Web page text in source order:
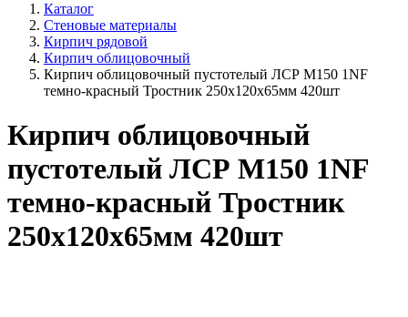
Каталог
Стеновые материалы
Кирпич рядовой
Кирпич облицовочный
Кирпич облицовочный пустотелый ЛСР М150 1NF
темно-красный Тростник 250х120х65мм 420шт
Кирпич облицовочный
пустотелый ЛСР М150 1NF
темно-красный Тростник
250х120х65мм 420шт